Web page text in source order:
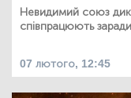
Невидимий союз
співпрацюють
07 лютого, 12:45